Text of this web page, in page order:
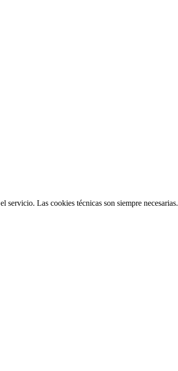
servicio. Las cookies técnicas son siempre necesarias.